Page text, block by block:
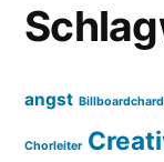
angst
Chorleiter